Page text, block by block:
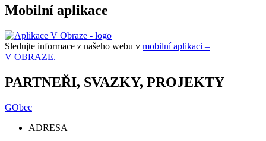
Mobilní aplikace
Sledujte informace z našeho webu v mobilní aplikaci –
V OBRAZE.
PARTNEŘI, SVAZKY, PROJEKTY
GObec
ADRESA